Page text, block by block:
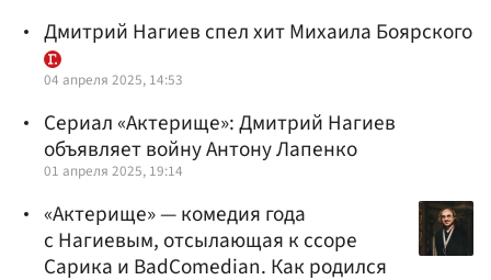
Дмитрий Нагиев спел хит Михаила Боярского
04 апреля 2025, 14:53
Сериал «Актерище»: Дмитрий Нагиев
объявляет войну Антону Лапенко
01 апреля 2025, 19:14
«Актерище» — комедия года
с Нагиевым, отсылающая к ссоре
Сарика и BadComedian. Как родился